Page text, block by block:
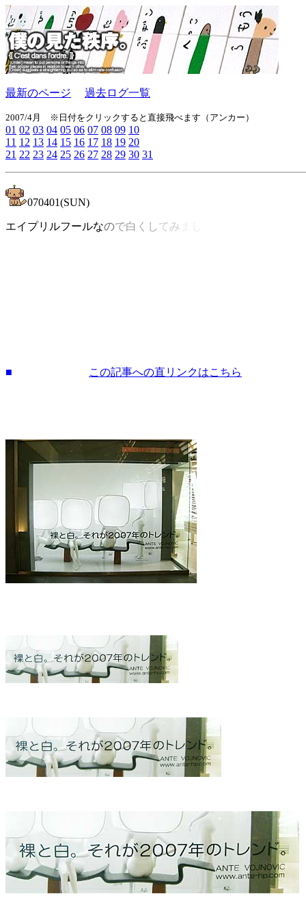
最新のページ 過去ログ一覧
2007/4月 ※日付をクリックすると直接飛べます（アンカー）
01 02 03 04 05 06 07 08 09 10
11 12 13 14 15 16 17 18 19 20
21 22 23 24 25 26 27 28 29 30 31
070401(SUN)
エイプリルフールなので白 くしてみ
■ この記事への直リンクはこちら